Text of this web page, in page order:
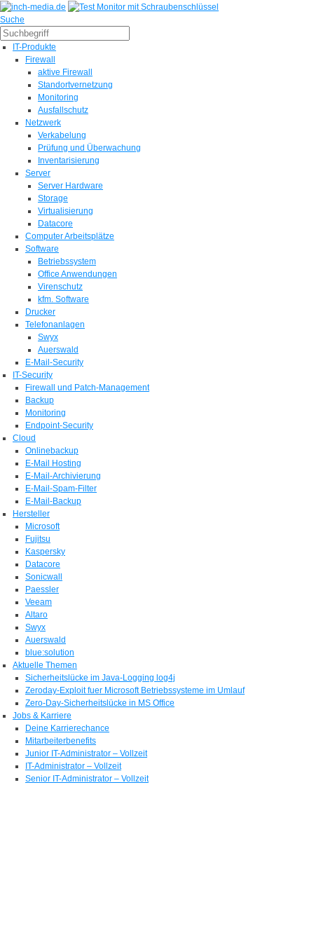
Suche
IT-Produkte
Firewall
aktive Firewall
Standortvernetzung
Monitoring
Ausfallschutz
Netzwerk
Verkabelung
Prüfung und Überwachung
Inventarisierung
Server
Server Hardware
Storage
Virtualisierung
Datacore
Computer Arbeitsplätze
Software
Betriebssystem
Office Anwendungen
Virenschutz
kfm. Software
Drucker
Telefonanlagen
Swyx
Auerswald
E-Mail-Security
IT-Security
Firewall und Patch-Management
Backup
Monitoring
Endpoint-Security
Cloud
Onlinebackup
E-Mail Hosting
E-Mail-Archivierung
E-Mail-Spam-Filter
E-Mail-Backup
Hersteller
Microsoft
Fujitsu
Kaspersky
Datacore
Sonicwall
Paessler
Veeam
Altaro
Swyx
Auerswald
blue:solution
Aktuelle Themen
Sicherheitslücke im Java-Logging log4j
Zeroday-Exploit fuer Microsoft Betriebssysteme im Umlauf
Zero-Day-Sicherheitslücke in MS Office
Jobs & Karriere
Deine Karrierechance
Mitarbeiterbenefits
Junior IT-Administrator – Vollzeit
IT-Administrator – Vollzeit
Senior IT-Administrator – Vollzeit